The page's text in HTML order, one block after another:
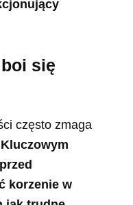
się
często zmaga
Kluczowym
korzenie w